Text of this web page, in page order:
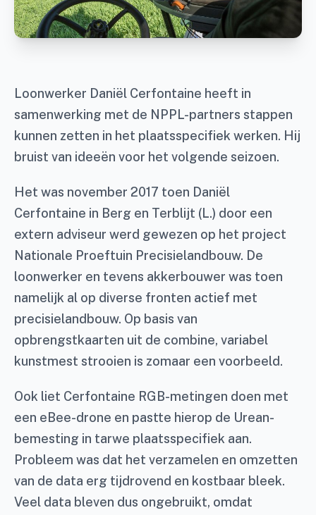
Loonwerker Daniël Cerfontaine heeft in
samenwerking met de NPPL-partners stappen
kunnen zetten in het plaatsspecifiek werken. Hij
bruist van ideeën voor het volgende seizoen.
Het was november 2017 toen Daniël
Cerfontaine in Berg en Terblijt (L.) door een
extern adviseur werd gewezen op het project
Nationale Proeftuin Precisielandbouw. De
loonwerker en tevens akkerbouwer was toen
namelijk al op diverse fronten actief met
precisielandbouw. Op basis van
opbrengstkaarten uit de combine, variabel
kunstmest strooien is zomaar een voorbeeld.
Ook liet Cerfontaine RGB-metingen doen met
een eBee-drone en pastte hierop de Urean-
bemesting in tarwe plaatsspecifiek aan.
Probleem was dat het verzamelen en omzetten
van de data erg tijdrovend en kostbaar bleek.
Veel data bleven dus ongebruikt, omdat